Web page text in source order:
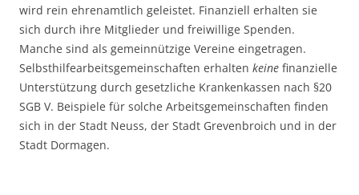
wird rein ehrenamtlich geleistet. Finanziell erhalten sie
sich durch ihre Mitglieder und freiwillige Spenden.
Manche sind als gemeinnützige Vereine eingetragen.
Selbsthilfearbeitsgemeinschaften erhalten keine finanzielle
Unterstützung durch gesetzliche Krankenkassen nach §20
SGB V. Beispiele für solche Arbeitsgemeinschaften finden
sich in der Stadt Neuss, der Stadt Grevenbroich und in der
Stadt Dormagen.